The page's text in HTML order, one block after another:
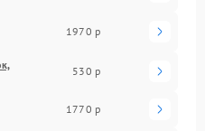
1970 р
530 р
1770 р